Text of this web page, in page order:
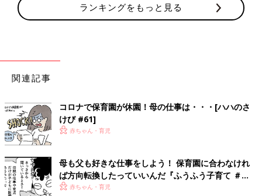
ランキングをもっと見る
関連記事
コロナで保育園が休園！母の仕事は・・・[ハハのさ
けび #61]
赤ちゃん・育児
母も父も好きな仕事をしよう！ 保育園に合わなけれ
ば方向転換したっていいんだ『ふうふう子育て ＃
61』赤ちゃん・育児